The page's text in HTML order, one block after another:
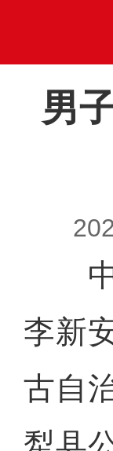
男
中
李新
古自